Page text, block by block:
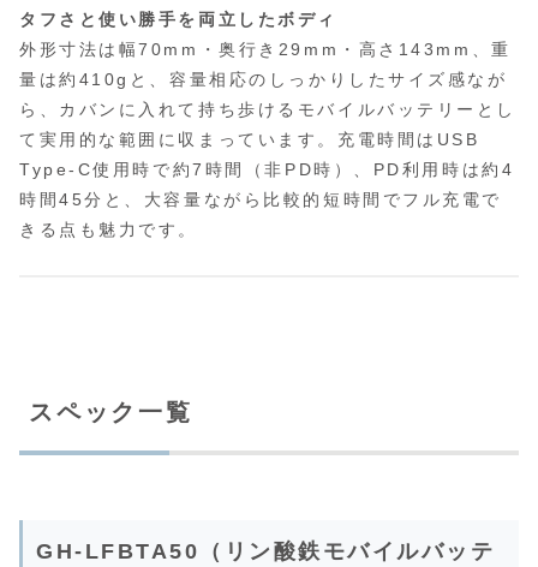
タフさと使い勝手を両立したボディ
外形寸法は幅70mm・奥行き29mm・高さ143mm、重
量は約410gと、容量相応のしっかりしたサイズ感なが
ら、カバンに入れて持ち歩けるモバイルバッテリーとし
て実用的な範囲に収まっています。充電時間はUSB
Type-C使用時で約7時間（非PD時）、PD利用時は約4
時間45分と、大容量ながら比較的短時間でフル充電で
きる点も魅力です。
スペック一覧
GH-LFBTA50（リン酸鉄モバイルバッテ